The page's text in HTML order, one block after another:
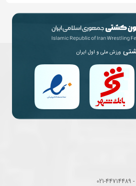
ورزش ملی و اول ایران